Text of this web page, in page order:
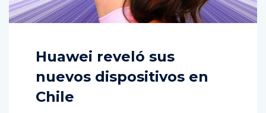
Huawei reveló sus
nuevos dispositivos en
Chile